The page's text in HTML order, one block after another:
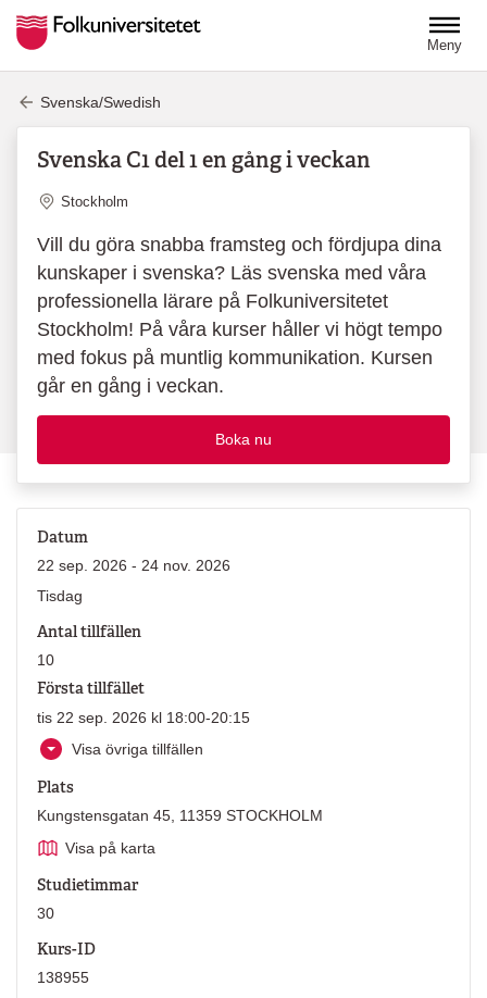
Meny
Svenska/Swedish
Svenska C1 del 1 en gång i veckan
Plats
Stockholm
Vill du göra snabba framsteg och fördjupa dina
kunskaper i svenska? Läs svenska med våra
professionella lärare på Folkuniversitetet
Stockholm! På våra kurser håller vi högt tempo
med fokus på muntlig kommunikation. Kursen
går en gång i veckan.
Boka nu
Datum
22 sep. 2026 - 24 nov. 2026
Tisdag
Antal tillfällen
10
Första tillfället
tis 22 sep. 2026 kl 18:00-20:15
Visa övriga tillfällen
Plats
Kungstensgatan 45, 11359 STOCKHOLM
Visa på karta
Studietimmar
30
Kurs-ID
138955